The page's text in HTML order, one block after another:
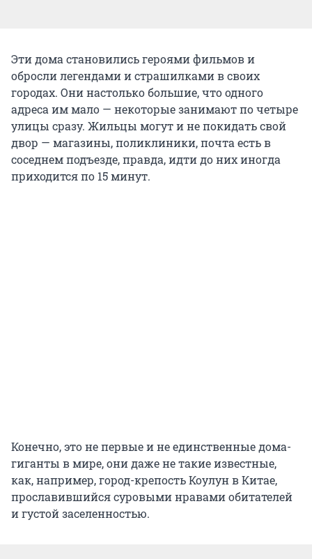
Эти дома становились героями фильмов и
обросли легендами и страшилками в своих
городах. Они настолько большие, что одного
адреса им мало — некоторые занимают по четыре
улицы сразу. Жильцы могут и не покидать свой
двор — магазины, поликлиники, почта есть в
соседнем подъезде, правда, идти до них иногда
приходится по 15 минут.
Конечно, это не первые и не единственные дома-
гиганты в мире, они даже не такие известные,
как, например, город-крепость Коулун в Китае,
прославившийся суровыми нравами обитателей
и густой заселенностью.